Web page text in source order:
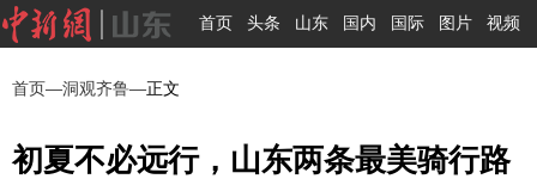
首页 头条 山东 国内 国际 图片 视频
首页—洞观齐鲁—正文
初夏不必远行，山东两条最美骑行路